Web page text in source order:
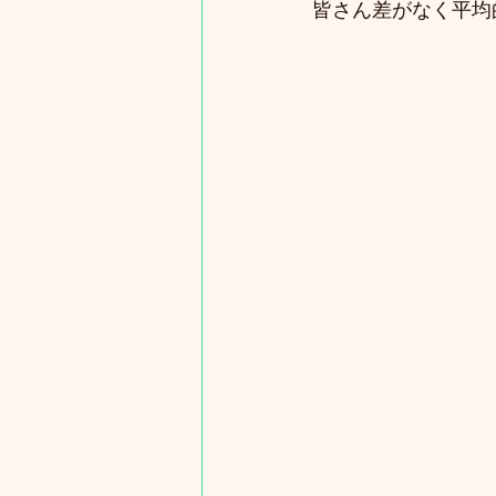
皆さん差がなく平均